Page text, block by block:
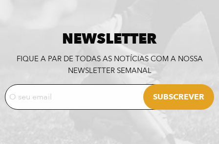
NEWSLETTER
FIQUE A PAR DE TODAS AS NOTÍCIAS COM A NOSSA
NEWSLETTER SEMANAL